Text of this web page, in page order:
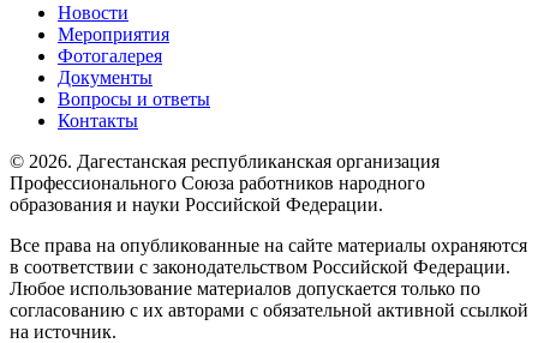
Новости
Мероприятия
Фотогалерея
Документы
Вопросы и ответы
Контакты
© 2026. Дагестанская республиканская организация
Профессионального Союза работников народного
образования и науки Российской Федерации.
Все права на опубликованные на сайте материалы охраняются
в соответствии с законодательством Российской Федерации.
Любое использование материалов допускается только по
согласованию с их авторами с обязательной активной ссылкой
на источник.